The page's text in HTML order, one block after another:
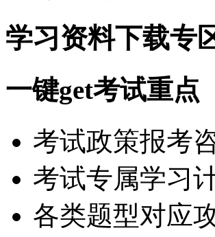
学习资料下载专
一键get考试重点
考试政策报考
考试专属学习
各类题型对应